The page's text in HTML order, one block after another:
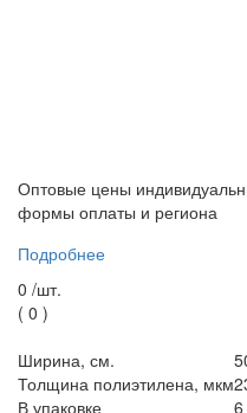
Оптовые цены
формы оплаты и региона
Подробнее
0 /шт.
( 0 )
Ширина, см.
Толщина полиэтилена, мкм
В упаковке
6